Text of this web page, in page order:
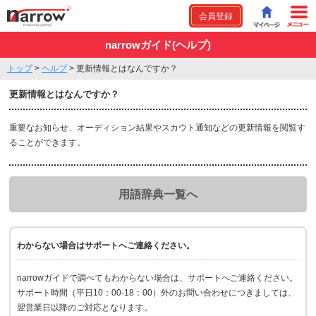
会員登録
narrowガイド(ヘルプ)
トップ> ヘルプ> 更新情報とはなんですか？
更新情報とはなんですか？
重要なお知らせ、オーディション結果やスカウト通知などの更新情報を閲覧す
ることができます。
用語辞典一覧へ
わからない場合はサポートへご連絡ください。
narrowガイドで調べてもわからない場合は、サポートへご連絡ください。
サポート時間（平日10：00-18：00）外のお問い合わせにつきましては、
翌営業日以降のご対応となります。